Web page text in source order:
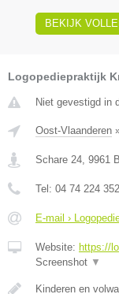
BEKIJK
Logopediepraktijk
Niet gevestigd in
Oost-Vlaanderen
Schare 24 9961
Tel: 04 74 224 352
E-mail ›
Website: https://
Screenshot ▼
Kinderen en